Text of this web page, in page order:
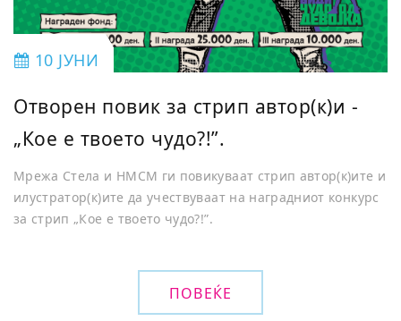
10 ЈУНИ
Отворен повик за стрип автор(к)и -
„Кое е твоето чудо?!”.
Мрежа Стела и НМСМ ги повикуваат стрип автор(к)ите и
илустратор(к)ите да учествуваат на наградниот конкурс
за стрип „Кое е твоето чудо?!”.
ПОВЕЌЕ